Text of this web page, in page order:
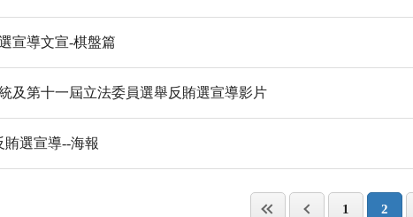
宣導文宣-棋盤篇
及第十一屆立法委員選舉反賄選宣導影片
賄選宣導--海報
1 2